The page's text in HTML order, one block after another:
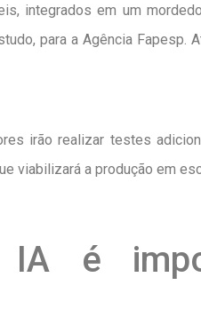
integrados em um
para a Agência Fapesp.
irão realizar testes
viabilizará a produção em
IA é